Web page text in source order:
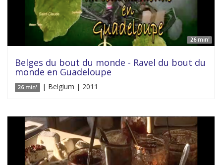
26 min'
Belges du bout du monde - Ravel du bout du
monde en Guadeloupe
26 min' | Belgium | 2011